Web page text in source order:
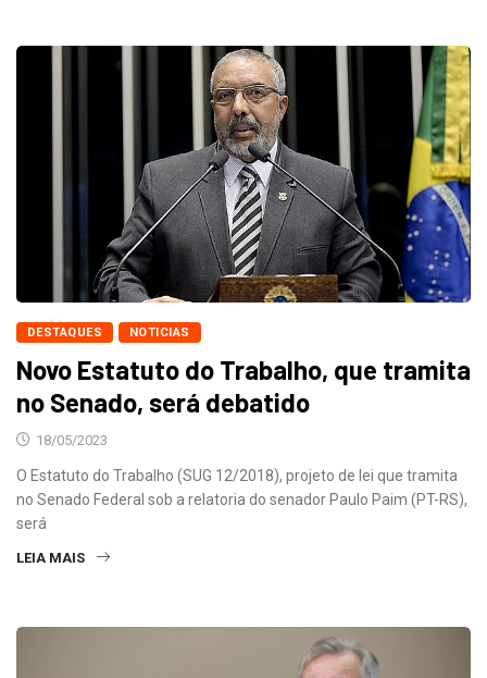
DESTAQUES NOTICIAS
Novo Estatuto do Trabalho, que tramita
no Senado, será debatido
18/05/2023
O Estatuto do Trabalho (SUG 12/2018), projeto de lei que tramita
no Senado Federal sob a relatoria do senador Paulo Paim (PT-RS),
será
LEIA MAIS